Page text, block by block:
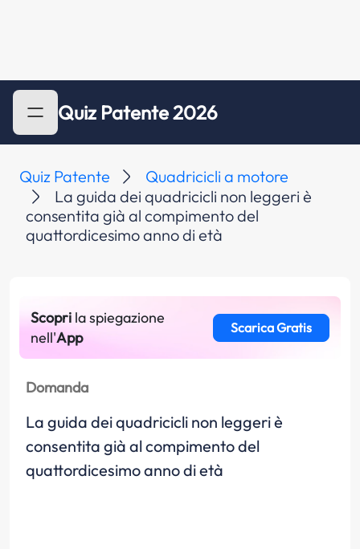
Quiz Patente 2026
Quiz Patente
Quadricicli a motore
La guida dei quadricicli non leggeri è
consentita già al compimento del
quattordicesimo anno di età
Scopri la spiegazione
nell'App
Scarica Gratis
Domanda
La guida dei quadricicli non leggeri è
consentita già al compimento del
quattordicesimo anno di età